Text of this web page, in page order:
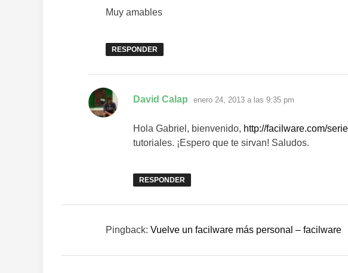
Muy amables
RESPONDER
David Calap dice:
enero 24, 2013 a las 9:35 pm
Hola Gabriel, bienvenido, http://facilware.com/
tutoriales. ¡Espero que te sirvan! Saludos.
RESPONDER
Pingback: Vuelve un facilware más personal – facilware